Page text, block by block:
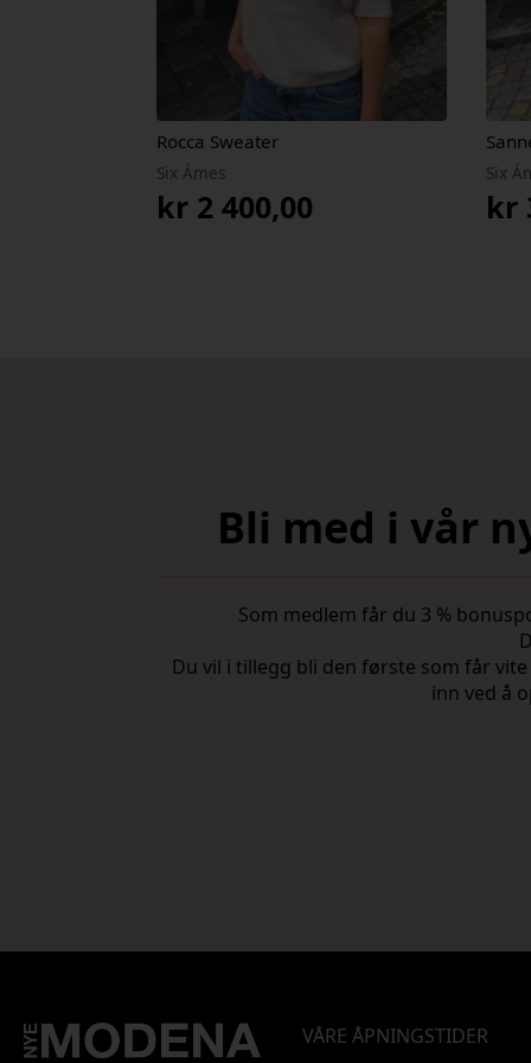
Rocca Sweater
Six Ámes
kr 2 400,00
Six
kr
Bli med i vår
Som medlem får du 3 %
Du vil i tillegg bli den første som får
inn ved å
VÅRE ÅPNINGSTIDER